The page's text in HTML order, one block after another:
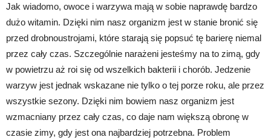
Jak wiadomo, owoce i warzywa mają w sobie naprawdę bardzo
dużo witamin. Dzięki nim nasz organizm jest w stanie bronić się
przed drobnoustrojami, które starają się popsuć tę barierę niemal
przez cały czas. Szczególnie narażeni jesteśmy na to zimą, gdy
w powietrzu aż roi się od wszelkich bakterii i chorób. Jedzenie
warzyw jest jednak wskazane nie tylko o tej porze roku, ale przez
wszystkie sezony. Dzięki nim bowiem nasz organizm jest
wzmacniany przez cały czas, co daje nam większą obronę w
czasie zimy, gdy jest ona najbardziej potrzebna. Problem